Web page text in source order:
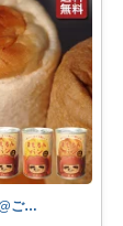
いちレモン@ご購入感謝です🍋✨️